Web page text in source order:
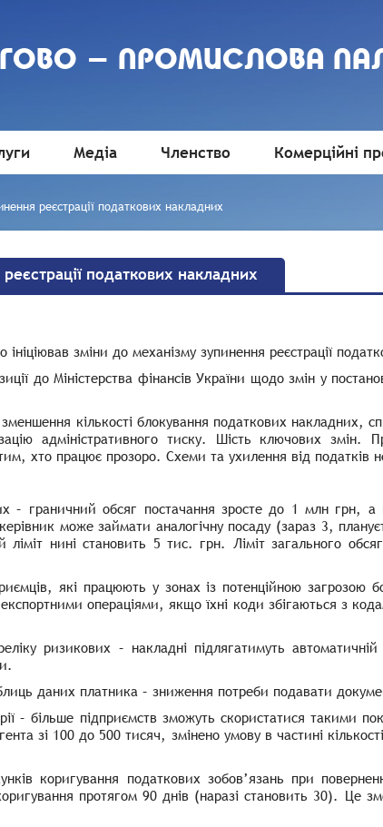
- ПРОМИСЛОВА
Медіа Членство Комерційні
реєстрації податкових накладних
податкових накладних
зміни до механізму зупинення реєстрації
до Міністерства фінансів України щодо змін у
кількості блокування податкових накладних,
адміністративного тиску. Шість ключових змін.
хто працює прозоро. Схеми та ухилення від податків
– граничний обсяг постачання зросте до 1 млн грн,
може займати аналогічну посаду (зараз 3,
нині становить 5 тис. грн. Ліміт загального
які працюють у зонах із потенційною загрозою
операціями, якщо їхні коди збігаються з
ризикових – накладні підлягатимуть
даних платника – зниження потреби подавати
– більше підприємств зможуть скористатися такими
зі 100 до 500 тисяч, змінено умову в частині
коригування податкових зобов’язань при
протягом 90 днів (наразі становить 30). Це